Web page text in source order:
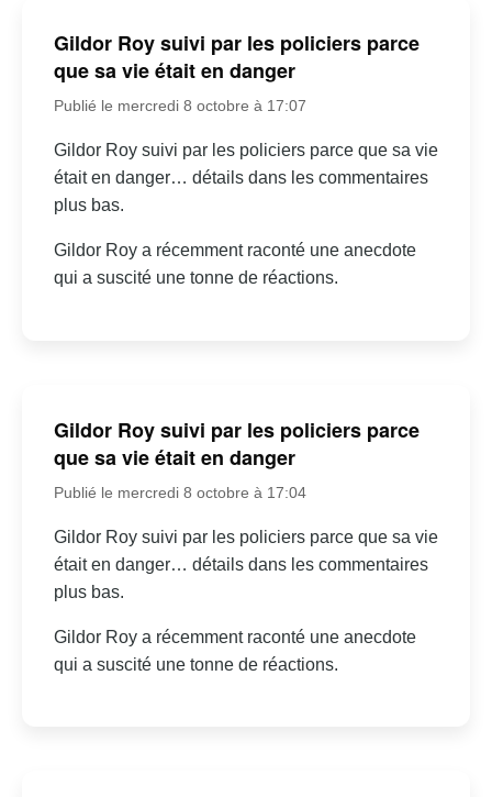
Gildor Roy suivi par les policiers parce
que sa vie était en danger
Publié le mercredi 8 octobre à 17:07
Gildor Roy suivi par les policiers parce que sa vie
était en danger… détails dans les commentaires
plus bas.
Gildor Roy a récemment raconté une anecdote
qui a suscité une tonne de réactions.
Gildor Roy suivi par les policiers parce
que sa vie était en danger
Publié le mercredi 8 octobre à 17:04
Gildor Roy suivi par les policiers parce que sa vie
était en danger… détails dans les commentaires
plus bas.
Gildor Roy a récemment raconté une anecdote
qui a suscité une tonne de réactions.